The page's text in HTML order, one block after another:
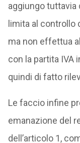
aggiungo
limita al controllo
ma non effettua
con la partita IVA
quindi di fatto
Le faccio infine
emanazione del
dell’articolo 1,